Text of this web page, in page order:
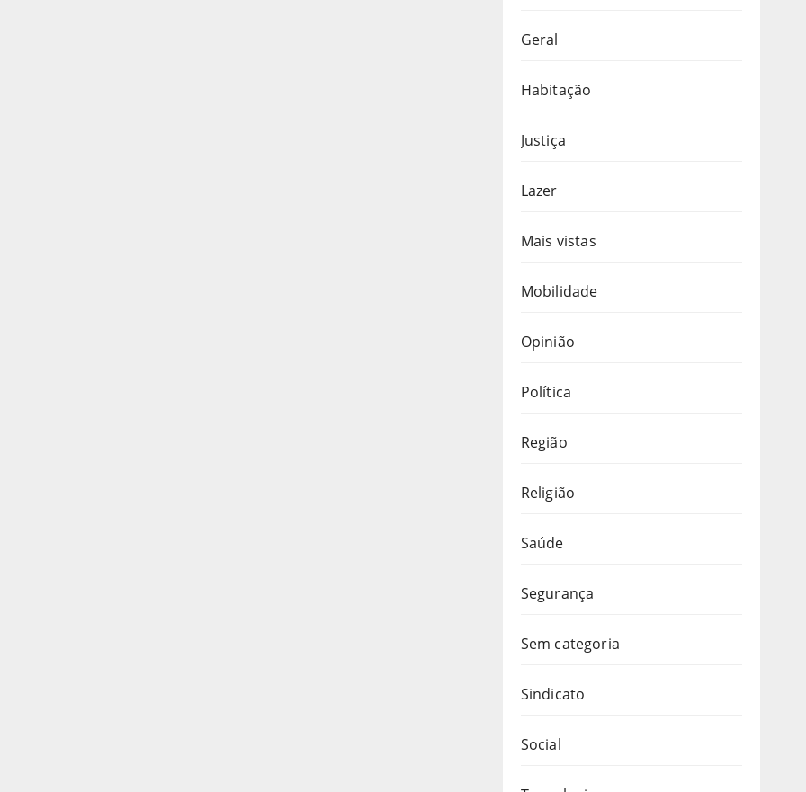
Geral
Habitação
Justiça
Lazer
Mais vistas
Mobilidade
Opinião
Política
Região
Religião
Saúde
Segurança
Sem categoria
Sindicato
Social